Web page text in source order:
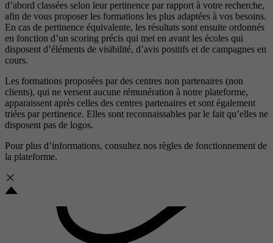
d’abord classées selon leur pertinence par rapport à votre recherche,
afin de vous proposer les formations les plus adaptées à vos besoins.
En cas de pertinence équivalente, les résultats sont ensuite ordonnés
en fonction d’un scoring précis qui met en avant les écoles qui
disposent d’éléments de visibilité, d’avis positifs et de campagnes en
cours.
Les formations proposées par des centres non partenaires (non
clients), qui ne versent aucune rémunération à notre plateforme,
apparaissent après celles des centres partenaires et sont également
triées par pertinence. Elles sont reconnaissables par le fait qu’elles ne
disposent pas de logos.
Pour plus d’informations, consultez nos règles de fonctionnement de
la plateforme.